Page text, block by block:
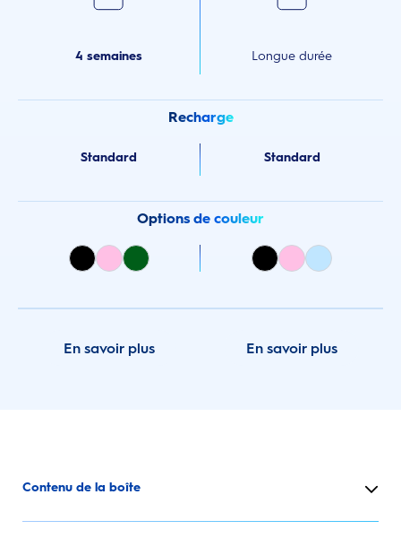
4 semaines Longue durée
Recharge
Standard Standard
Options de couleur
En savoir plus En savoir plus
Contenu de la boîte